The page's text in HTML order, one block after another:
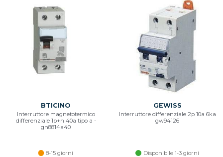
BTICINO
Interruttore magnetotermico
differenziale 1p+n 40a tipo a -
gn8814a40
8-15 giorni
GEWISS
Interruttore differenziale 2p 10a 6ka
gw94126
Disponibile 1-3 giorni